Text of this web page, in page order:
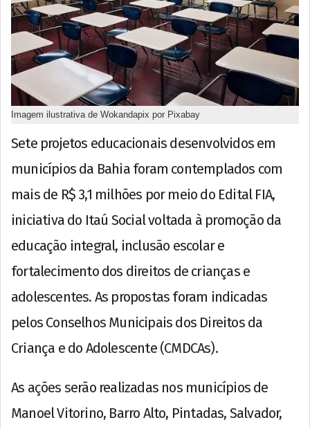
Imagem ilustrativa de Wokandapix por Pixabay
Sete projetos educacionais desenvolvidos em
municípios da Bahiaforam contemplados com
mais de R$ 3,1 milhões por meio do Edital FIA,
iniciativa do Itaú Socialvoltada à promoção da
educação integral, inclusão escolar e
fortalecimento dos direitos de crianças e
adolescentes. As propostas foram indicadas
pelos Conselhos Municipais dos Direitos da
Criança e do Adolescente (CMDCAs).
As ações serão realizadas nos municípios de
Manoel Vitorino, Barro Alto, Pintadas, Salvador,